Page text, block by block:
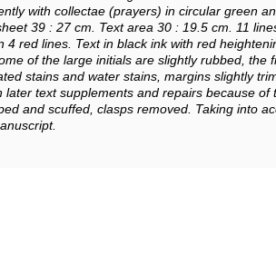
with collectae (prayers) in circular green
39 : 27 cm. Text area 30 : 19.5 cm. 11
4 red lines. Text in black ink with red
of the large initials are slightly rubbed, the
stains and water stains, margins slightly
later text supplements and repairs because
and scuffed, clasps removed. Taking into